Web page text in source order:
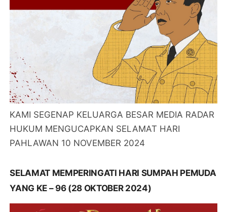
KAMI SEGENAP KELUARGA BESAR MEDIA RADAR
HUKUM MENGUCAPKAN SELAMAT HARI
PAHLAWAN 10 NOVEMBER 2024
SELAMAT MEMPERINGATI HARI SUMPAH PEMUDA
YANG KE – 96 (28 OKTOBER 2024)